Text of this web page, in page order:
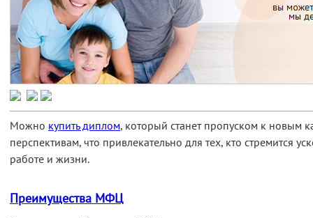
Можно купить диплом, который станет пропуском к новым
перспективам, что привлекательно для тех, кто стремится
работе и жизни.
Преимущества МФЦ